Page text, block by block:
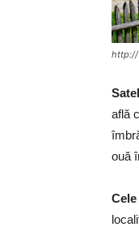
http://
află
ouă